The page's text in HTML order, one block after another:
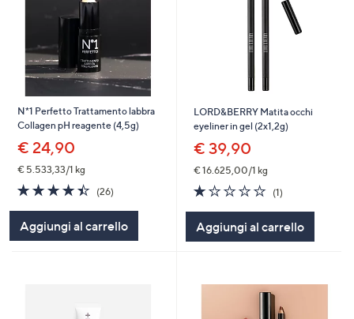
N*1 Perfetto Trattamento labbra
Collagen pH reagente (4,5g)
€ 24,90
€ 5.533,33/1 kg
4.4
of
Stars
(26)
Aggiungi al carrello
LORD&BERRY Matita occhi
eyeliner in gel (2x1,2g)
€ 39,90
€ 16.625,00/1 kg
1.0
of
Stars
(1)
Aggiungi al carrello